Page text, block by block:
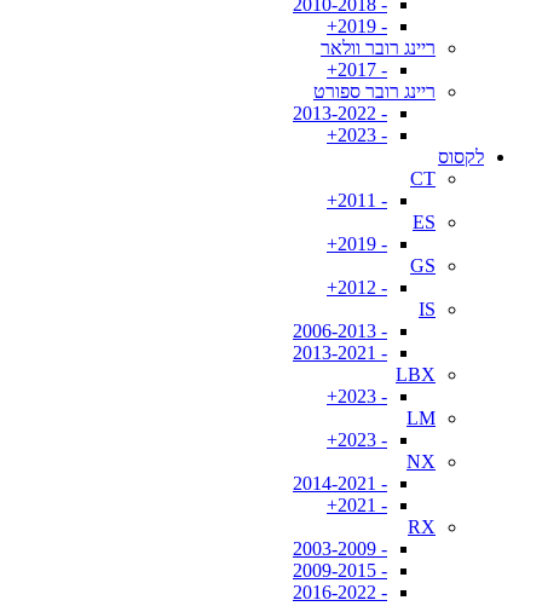
- 2010-2018
- 2019+
ריינג רובר וולאר
- 2017+
ריינג רובר ספורט
- 2013-2022
- 2023+
לקסוס
CT
- 2011+
ES
- 2019+
GS
- 2012+
IS
- 2006-2013
- 2013-2021
LBX
- 2023+
LM
- 2023+
NX
- 2014-2021
- 2021+
RX
- 2003-2009
- 2009-2015
- 2016-2022